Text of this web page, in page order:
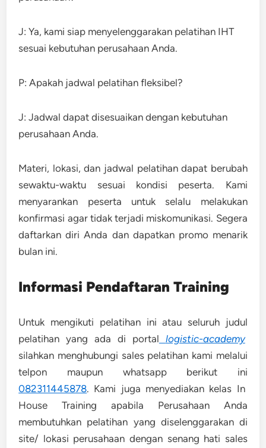
J: Ya, kami siap menyelenggarakan pelatihan IHT
sesuai kebutuhan perusahaan Anda.
P: Apakah jadwal pelatihan fleksibel?
J: Jadwal dapat disesuaikan dengan kebutuhan
perusahaan Anda.
Materi, lokasi, dan jadwal pelatihan dapat berubah
sewaktu-waktu sesuai kondisi peserta. Kami
menyarankan peserta untuk selalu melakukan
konfirmasi agar tidak terjadi miskomunikasi. Segera
daftarkan diri Anda dan dapatkan promo menarik
bulan ini.
Informasi Pendaftaran Training
Untuk mengikuti pelatihan ini atau seluruh judul
pelatihan yang ada di portal logistic-academy
silahkan menghubungi sales pelatihan kami melalui
telpon maupun whatsapp berikut ini
082311445878. Kami juga menyediakan kelas In
House Training apabila Perusahaan Anda
membutuhkan pelatihan yang diselenggarakan di
site/ lokasi perusahaan dengan senang hati sales